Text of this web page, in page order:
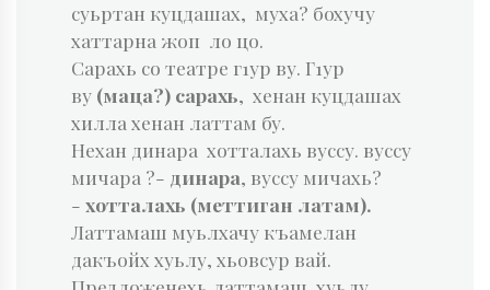
суьртан куцдашах, муха? бохучу
хаттарна жоп ло цо.
Сарахь со театре г1ур ву. Г1ур
ву (маца?) сарахь, хенан куцдашах
хилла хенан латтам бу.
Нехан динара хотталахь вуссу. вуссу
мичара ?- динара, вуссу мичахь?
- хотталахь (меттиган латам).
Латтамаш муьлхачу къамелан
дакъойх хуьлу, хьовсур вай.